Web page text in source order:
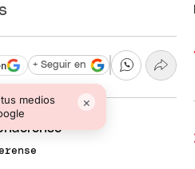
medios
×
+ Seguir en